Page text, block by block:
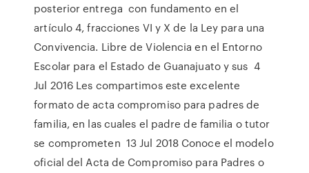
posterior entrega con fundamento en el
artículo 4, fracciones VI y X de la Ley para una
Convivencia. Libre de Violencia en el Entorno
Escolar para el Estado de Guanajuato y sus 4
Jul 2016 Les compartimos este excelente
formato de acta compromiso para padres de
familia, en las cuales el padre de familia o tutor
se comprometen 13 Jul 2018 Conoce el modelo
oficial del Acta de Compromiso para Padres o